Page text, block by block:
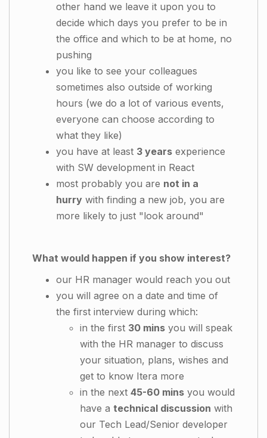
other hand we leave it upon you to
decide which days you prefer to be in
the office and which to be at home, no
pushing
you like to see your colleagues
sometimes also outside of working
hours (we do a lot of various events,
everyone can choose according to
what they like)
you have at least 3 yearsexperience
with SW development in React
most probably you are not in a
hurrywith finding a new job, you are
more likely to just "look around"
What would happen if you show interest?
our HR manager would reach you out
you will agree on a date and time of
the first interview during which:
in the first 30 minsyou will speak
with the HR manager to discuss
your situation, plans, wishes and
get to know Itera more
in the next 45-60 minsyou would
have a technical discussion with
our Tech Lead/Senior developer